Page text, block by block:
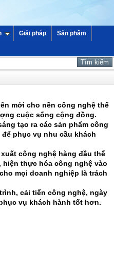
Giải pháp Sản phẩm
mới cho nền công nghệ thế
cuộc sống cộng đồng.
tạo ra các sản phẩm công
phục vụ nhu cầu khách
công nghệ hàng đầu thế
thực hóa công nghệ vào
mọi doanh nghiệp là trách
cải tiến công nghệ, ngày
vụ khách hành tốt hơn.